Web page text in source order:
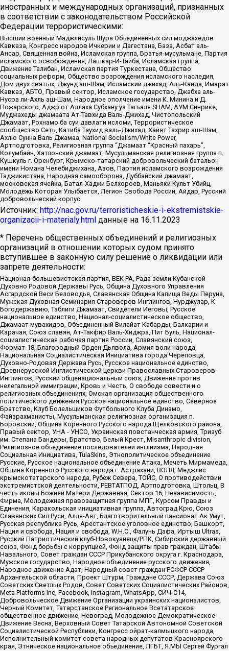
иностранных и международных организаций, признанных
в соответствии с законодательством Российской
Федерации террористическими:
Высший военный Маджлисуль Шура Объединенных сил моджахедов
Кавказа, Конгресс народов Ичкерии и Дагестана, База, Асбат аль-
Ансар, Священная война, Исламская группа, Братья-мусульмане, Партия
исламского освобождения, Лашкар-И-Тайба, Исламская группа,
Движение Талибан, Исламская партия Туркестана, Общество
социальных реформ, Общество возрождения исламского наследия,
Дом двух святых, Джунд аш-Шам, Исламский джихад, Аль-Каида, Имарат
Кавказ, АБТО, Правый сектор, Исламское государство, Джабха аль-
Нусра ли-Ахль аш-Шам, Народное ополчение имени К. Минина и Д.
Пожарского, Аджр от Аллаха Субхану уа Тагьаля SHAM, АУМ Синрике,
Муджахеды джамаата Ат-Тавхида Валь-Джихад, Чистопольский
Джамаат, Рохнамо ба суи давлати исломи, Террористическое
сообщество Сеть, Катиба Таухид валь-Джихад, Хайят Тахрир аш-Шам,
Ахлю Сунна Валь Джамаа, National Socialism/White Power,
Артподготовка, Религиозная группа “Джамаат “Красный пахарь”,
Колумбайн, Хатлонский джамаат, Мусульманская религиозная группа п.
Кушкуль г. Оренбург, Крымско-татарский добровольческий батальон
имени Номана Челебиджихана, Азов, Партия исламского возрождения
Таджикистана, Народная самооборона, Дуббайский джамаат,
московская ячейка, Батал-Хаджи Белхороев, Маньяки Культ Убийц,
Молодёжь Которая Улыбается, Легион Свобода России, Айдар, Русский
добровольческий корпус
Источник: http://nac.gov.ru/terroristicheskie-i-ekstremistskie-
organizacii-i-materialy.html данные на 16.11.2023
* Перечень общественных объединений и религиозных
организаций в отношении которых судом принято
вступившее в законную силу решение о ликвидации или
запрете деятельности:
Национал-большевистская партия, ВЕК РА, Рада земли Кубанской
Духовно Родовой Державы Русь, Община Духовного Управления
Асгардской Веси Беловодья, Славянская Община Капища Веды Перуна,
Мужская Духовная Семинария Староверов-Инглингов, Нурджулар, К
Богодержавию, Таблиги Джамаат, Свидетели Иеговы, Русское
национальное единство, Национал-социалистическое общество,
Джамаат мувахидов, Объединенный Вилайат Кабарды, Балкарии и
Карачая, Союз славян, Ат-Такфир Валь-Хиджра, Пит Буль, Национал-
социалистическая рабочая партия России, Славянский союз,
Формат-18, Благородный Орден Дьявола, Армия воли народа,
Национальная Социалистическая Инициатива города Череповца,
Духовно-Родовая Держава Русь, Русское национальное единство,
Древнерусской Инглистической церкви Православных Староверов-
Инглингов, Русский общенациональный союз, Движение против
нелегальной иммиграции, Кровь и Честь, О свободе совести и о
религиозных объединениях, Омская организация общественного
политического движения Русское национальное единство, Северное
Братство, Клуб Болельщиков Футбольного Клуба Динамо,
Файзрахманисты, Мусульманская религиозная организация п.
Боровский, Община Коренного Русского народа Щелковского района,
Правый сектор, УНА - УНСО, Украинская повстанческая армия, Тризуб
им. Степана Бандеры, Братство, Белый Крест, Misanthropic division,
Религиозное объединение последователей инглиизма, Народная
Социальная Инициатива, TulaSkins, Этнополитическое объединение
Русские, Русское национальное объединение Атака, Мечеть Мирмамеда,
Община Коренного Русского народа г. Астрахани, ВОЛЯ, Меджлис
крымскотатарского народа, Рубеж Севера, ТОЙС, О противодействии
экстремистской деятельности, РЕВТАТПОД, Артподготовка, Штольц, В
честь иконы Божией Матери Державная, Сектор 16, Независимость,
Фирма, Молодежная правозащитная группа МПГ, Курсом Правды и
Единения, Каракольская инициативная группа, Автоград Крю, Союз
Славянских Сил Руси, Алля-Аят, Благотворительный пансионат Ак Умут,
Русская республика Русь, Арестантское уголовное единство, Башкорт,
Нация и свобода, Нация и свобода, W.H.С., Фалунь Дафа, Иртыш Ultras,
Русский Патриотический клуб-Новокузнецк/РПК, Сибирский державный
союз, Фонд борьбы с коррупцией, Фонд защиты прав граждан, Штабы
Навального, Совет граждан СССР Прикубанского округа г. Краснодара,
Мужское государство, Народное объединение русского движения,
Народное движение Адат, Народный совет граждан РСФСР СССР
Архангельской области, Проект Штурм, Граждане СССР, Держава Союз
Советских Светлых Родов, Совет Советских Социалистических Районов,
Meta Platforms Inc, Facebook, Instagram, WhatsApp, СИЧ-С14,
Добровольческое Движение Организации украинских националистов,
Черный Комитет, Татарстанское Региональное Всетатарское
общественное движение, Невоград, Молодежное Демократическое
Движение Весна, Верховный Совет Татарской Автономной Советской
Социалистической Республики, Конгресс ойрат-калмыцкого народа,
Исполнительный комитет совета народных депутатов Красноярского
края, Этническое национальное объединение, ЛГБТ, Я.МЫ Сергей Фургал